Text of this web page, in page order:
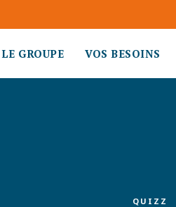
LE GROUPE VOS BESOINS
QUIZZ